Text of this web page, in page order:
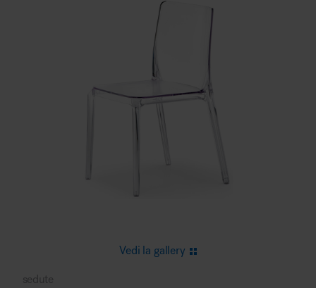
Vedi la gallery
sedute